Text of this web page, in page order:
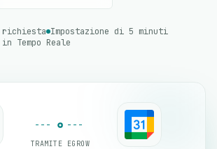
richiesta Impostazione di 5 minuti
Tempo Reale
TRAMITE EGROW